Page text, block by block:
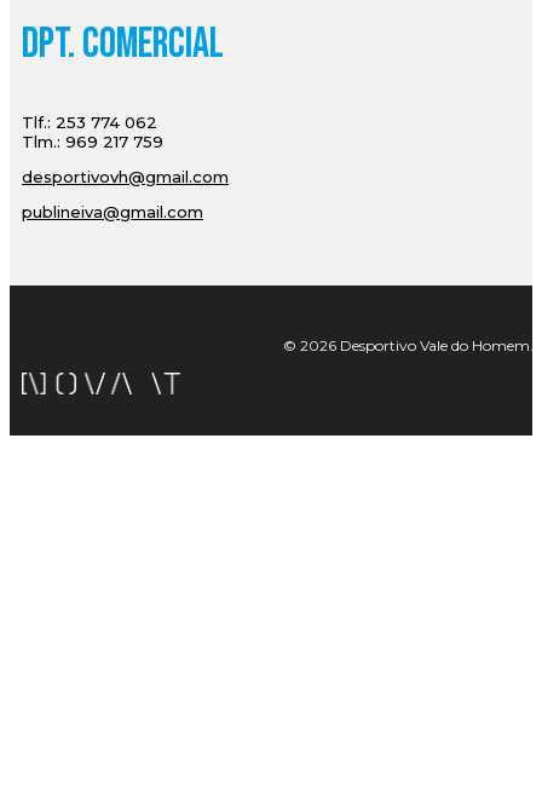
Dpt. Comercial
Tlf.: 253 774 062
Tlm.: 969 217 759
desportivovh@gmail.com
publineiva@gmail.com
© 2026 Desportivo Vale do Homem.